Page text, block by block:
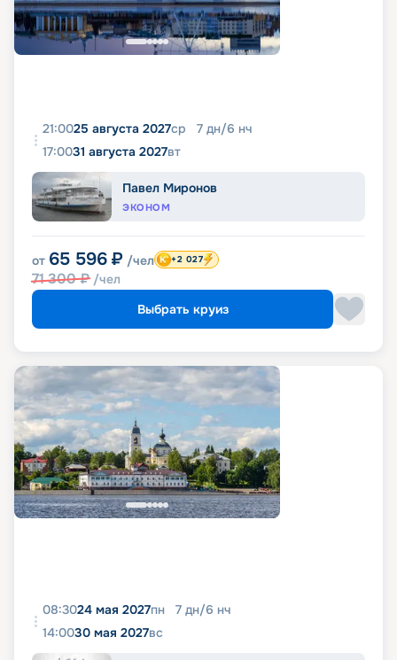
21:0025 августа 2027ср 7 дн/6 нч
17:0031 августа 2027вт
Павел Миронов
ЭКОНОМ
от 65 596 ₽ /чел
71 300₽ /чел
+2 027
Выбрать круиз
08:3024 мая 2027пн 7 дн/6 нч
14:0030 мая 2027вс